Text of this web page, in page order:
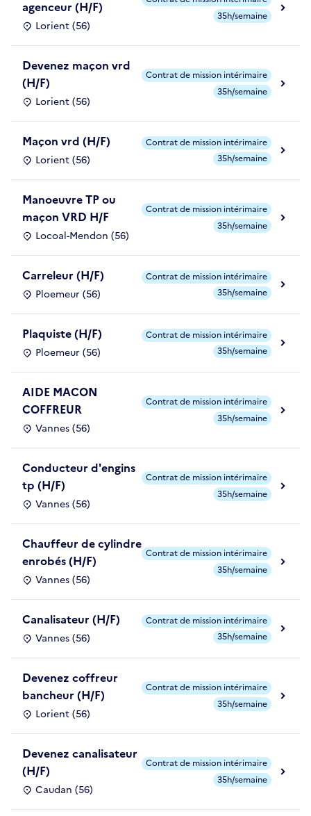
agenceur (H/F)
Lorient (56)
35h/semaine
Devenez maçon vrd
(H/F)
Lorient (56)
Contrat de mission intérimaire
35h/semaine
Maçon vrd (H/F)
Lorient (56)
Contrat de mission intérimaire
35h/semaine
Manoeuvre TP ou
maçon VRD H/F
Locoal-Mendon (56)
Contrat de mission intérimaire
35h/semaine
Carreleur (H/F)
Ploemeur (56)
Contrat de mission intérimaire
35h/semaine
Plaquiste (H/F)
Ploemeur (56)
Contrat de mission intérimaire
35h/semaine
AIDE MACON
COFFREUR
Vannes (56)
Contrat de mission intérimaire
35h/semaine
Conducteur d'engins
tp (H/F)
Vannes (56)
Contrat de mission intérimaire
35h/semaine
Chauffeur de cylindre
enrobés (H/F)
Vannes (56)
Contrat de mission intérimaire
35h/semaine
Canalisateur (H/F)
Vannes (56)
Contrat de mission intérimaire
35h/semaine
Devenez coffreur
bancheur (H/F)
Lorient (56)
Contrat de mission intérimaire
35h/semaine
Devenez canalisateur
(H/F)
Caudan (56)
Contrat de mission intérimaire
35h/semaine